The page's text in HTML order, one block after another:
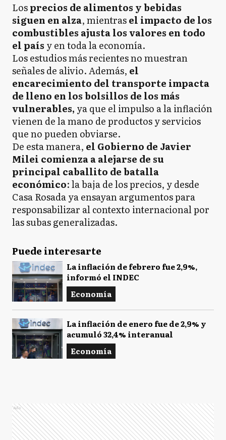
Losprecios de alimentos y bebidas
siguen en alza, mientrasel impacto de los
combustibles ajusta los valores en todo
el país y en toda la economía.
Los estudios más recientes no muestran
señales de alivio. Además, el
encarecimiento del transporte impacta
de lleno en los bolsillos de los más
vulnerables, ya que el impulso a la inflación
vienen de la mano de productos y servicios
que no pueden obviarse.
De esta manera, el Gobierno de Javier
Milei comienza a alejarse de su
principal caballito de batalla
económico: la baja de los precios, y desde
Casa Rosada ya ensayan argumentos para
responsabilizar al contexto internacional por
las subas generalizadas.
Puede interesarte
La inflación de febrero fue 2,9%,
informó el INDEC
Economía
La inflación de enero fue de 2,9% y
acumuló 32,4% interanual
Economía
Ads